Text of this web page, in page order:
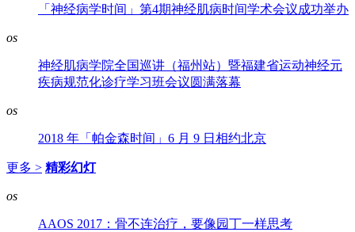
「神经病学时间」第4期神经肌病时间学术会议成功举办
os
神经肌病学院全国巡讲（福州站）暨福建省运动神经元
疾病规范化诊疗学习班会议圆满落幕
os
2018 年「帕金森时间」6 月 9 日相约北京
更多 > 精彩幻灯
os
AAOS 2017：骨不连治疗，要像园丁一样思考